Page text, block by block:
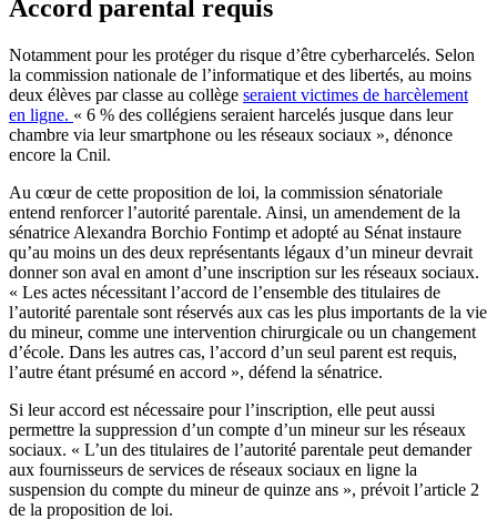
Accord parental requis
Notamment pour les protéger du risque d’être cyberharcelés. Selon
la commission nationale de l’informatique et des libertés, au moins
deux élèves par classe au collège seraient victimes de harcèlement
en ligne. « 6 % des collégiens seraient harcelés jusque dans leur
chambre via leur smartphone ou les réseaux sociaux », dénonce
encore la Cnil.
Au cœur de cette proposition de loi, la commission sénatoriale
entend renforcer l’autorité parentale. Ainsi, un amendement de la
sénatrice Alexandra Borchio Fontimp et adopté au Sénat instaure
qu’au moins un des deux représentants légaux d’un mineur devrait
donner son aval en amont d’une inscription sur les réseaux sociaux.
« Les actes nécessitant l’accord de l’ensemble des titulaires de
l’autorité parentale sont réservés aux cas les plus importants de la vie
du mineur, comme une intervention chirurgicale ou un changement
d’école. Dans les autres cas, l’accord d’un seul parent est requis,
l’autre étant présumé en accord », défend la sénatrice.
Si leur accord est nécessaire pour l’inscription, elle peut aussi
permettre la suppression d’un compte d’un mineur sur les réseaux
sociaux. « L’un des titulaires de l’autorité parentale peut demander
aux fournisseurs de services de réseaux sociaux en ligne la
suspension du compte du mineur de quinze ans », prévoit l’article 2
de la proposition de loi.